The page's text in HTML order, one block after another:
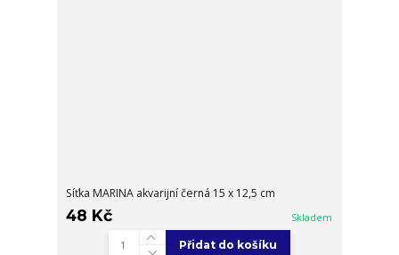
Síťka MARINA akvarijní černá 15 x 12,5 cm
48 Kč Skladem
Přidat do košíku